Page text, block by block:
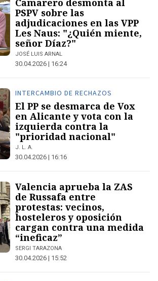
Camarero desmonta al
PSPV sobre las
adjudicaciones en las VPP
Les Naus: "¿Quién miente,
señor Díaz?"
JOSÉ LUIS ARNAL
30.04.2026 | 16:24
INTERCAMBIO DE RECHAZOS
El PP se desmarca de Vox
en Alicante y vota con la
izquierda contra la
"prioridad nacional"
J. L. A.
30.04.2026 | 16:16
Valencia aprueba la ZAS
de Russafa entre
protestas: vecinos,
hosteleros y oposición
cargan contra una medida
“ineficaz”
SERGI TARAZONA
30.04.2026 | 15:52